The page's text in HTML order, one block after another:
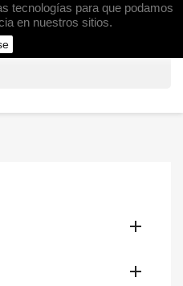


tecnologías para que podamos
en nuestros sitios.